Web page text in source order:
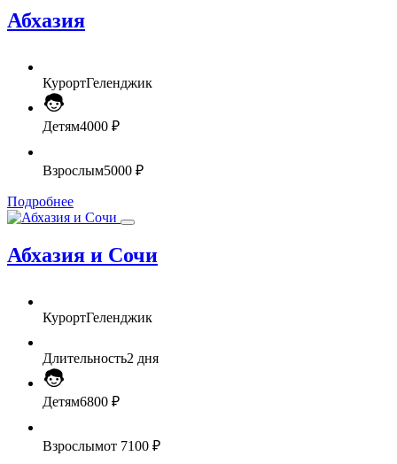
Абхазия
КурортГеленджик
Детям4000 ₽
Взрослым5000 ₽
Подробнее
Абхазия и Сочи
КурортГеленджик
Длительность2 дня
Детям6800 ₽
Взрослымот 7100 ₽